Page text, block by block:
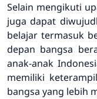
Selain mengikuti
juga dapat
belajar termasuk
depan bangsa
anak-anak
memiliki
bangsa yang lebih